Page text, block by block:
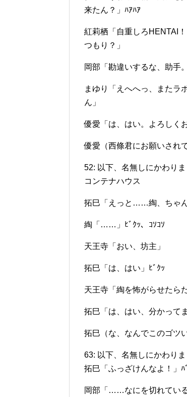
来たん？」ﾊｱﾊｱ
紅莉栖「自重しろHENTAI
つもり？」
岡部「勘違いするな、助手
まゆり「えへへっ、またラ
ん」
優愛「は、はい。よろしく
優愛（西條君にお願いされ
52: 以下、名無しにかわり
コンテナハウス
拓巳「えっと……綯、ちゃん
綯「……」ﾋﾞｸｯ、ｺｿｺｿ
天王寺「おい、坊主」
拓巳「は、はい」ﾋﾞｸｯ
天王寺「綯を怖がらせたら
拓巳「は、はい、分かって
拓巳（な、なんでこのゴツ
63: 以下、名無しにかわり
拓巳「ふっざけんなよ！」ﾊ
岡部「……なにを切れてい